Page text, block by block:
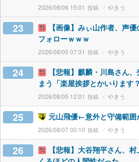
2026/08/06 15:01 やきう
23
【画像】みぃ山作者、声
フォローｗｗｗ
2026/08/05 07:31 やきう
24
【悲報】麒麟・川島さん
まう「楽屋挨拶とかいります
2026/08/05 12:01 やきう
25 元山飛優←意外と守備範囲
2026/08/07 00:10 やきう
26
【悲報】大谷翔平さん、